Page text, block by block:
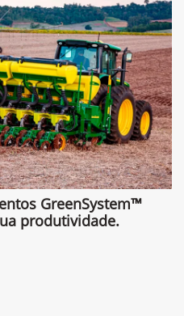
Email
Uso e de Privacidade.
contato